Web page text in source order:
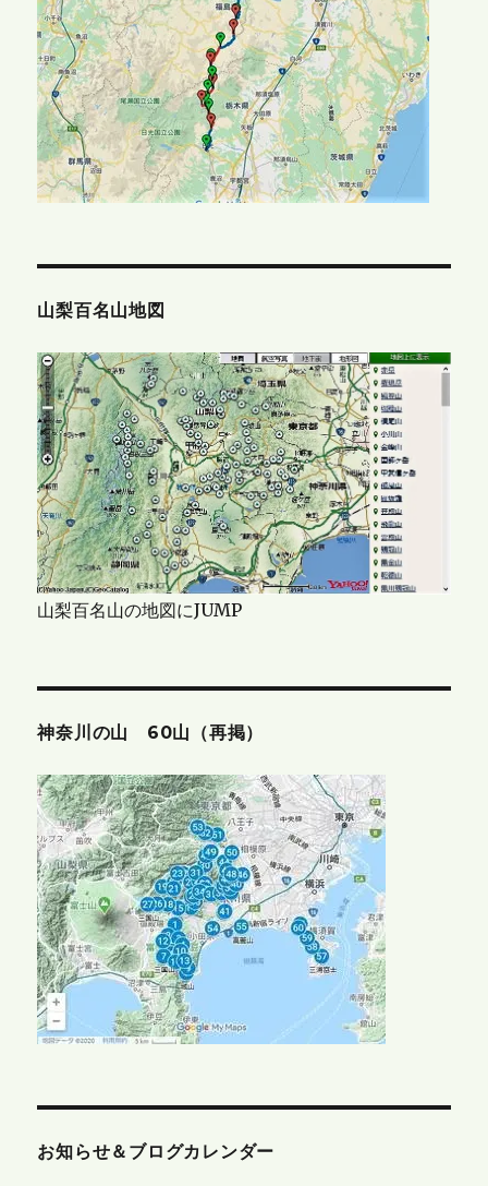
山梨百名山地図
山梨百名山の地図にJUMP
神奈川の山 60山（再掲）
お知らせ＆ブログカレンダー